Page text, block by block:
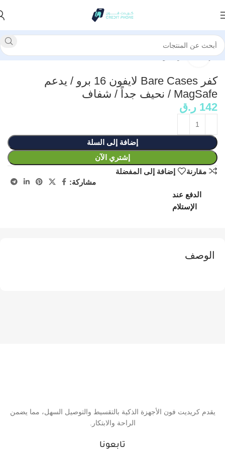
الرئيسية كفرات وحماية
انقر للتكبير
كفر Bare Cases لايفون 16 برو / يدعم
MagSafe / نحيف جداً / شفاف
142 ر.ق
إضافة إلى السلة
إشتري الآن
مقارنة
إضافة إلى المفضلة
مشاركة:
الدفع عند
الإستلام
الوصف
يقدم كريديت فون الأجهزة الذكية بالتقسيط والتوصيل السهل، مما يضمن
الراحة والابتكار.
تابعونا